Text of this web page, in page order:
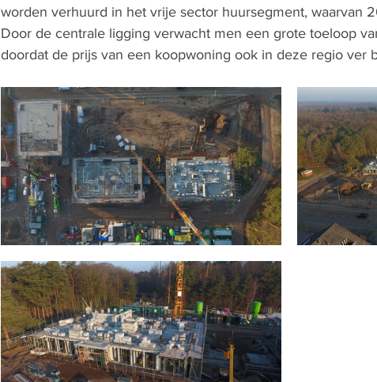
worden verhuurd in het vrije sector huursegment, waarvan
Door de centrale ligging verwacht men een grote toeloop
doordat de prijs van een koopwoning ook in deze regio ver